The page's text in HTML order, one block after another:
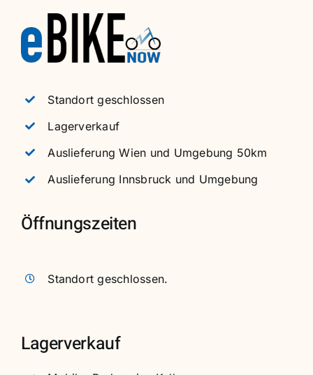
Standort geschlossen
Lagerverkauf
Auslieferung Wien und Umgebung 50km
Auslieferung Innsbruck und Umgebung
Öffnungszeiten
Standort geschlossen.
Lagerverkauf